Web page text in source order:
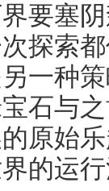
要塞
探索
一种
石与
原始
的运